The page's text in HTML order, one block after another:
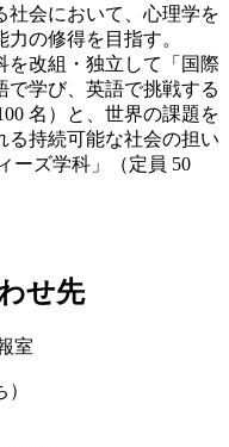
社会において、心理学を
の修得を目指す。
改組・独立して「国際
で学び、英語で挑戦する
名）と、世界の課題を
る持続可能な社会の担い
ーズ学科」（定員 50
せ先
室